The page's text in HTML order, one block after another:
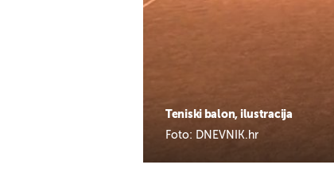
Teniski balon, ilustracija
Foto: DNEVNIK.hr